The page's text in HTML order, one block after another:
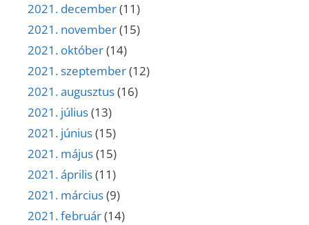
2021. december(11)
2021. november(15)
2021. október(14)
2021. szeptember(12)
2021. augusztus(16)
2021. július(13)
2021. június(15)
2021. május(15)
2021. április(11)
2021. március(9)
2021. február(14)